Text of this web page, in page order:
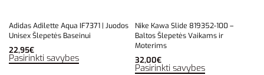
Adidas Adilette Aqua IF7371 | Juodos
Unisex Šlepetės Baseinui
22,95€
Pasirinkti savybes
Nike Kawa Slide 819352-100 –
Baltos Šlepetės Vaikams ir
Moterims
32,00€
Pasirinkti savybes